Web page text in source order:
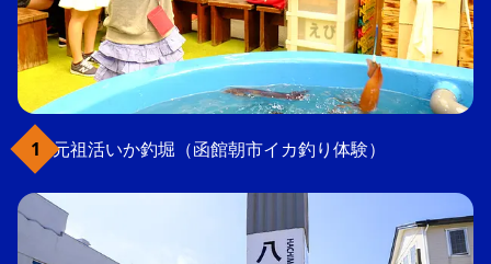
元祖活いか釣堀（函館朝市イカ釣り体験）